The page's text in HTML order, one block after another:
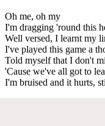
Oh me, oh my
I'm dragging 'round this
Well versed, I learnt my
I've played this game a
Told myself that I don't
'Cause we've all got to
I'm bruised and it hurts,